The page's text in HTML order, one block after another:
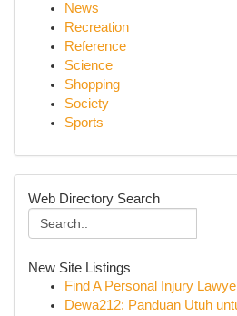
News
Recreation
Reference
Science
Shopping
Society
Sports
Web Directory Search
New Site Listings
Find A Personal Injury
Dewa212: Panduan Utuh